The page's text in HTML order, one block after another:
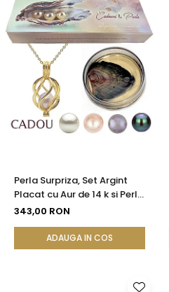
Perla Surpriza, Set Argint
Placat cu Aur de 14 k si Perle
Naturale
343,00 RON
ADAUGA IN COS